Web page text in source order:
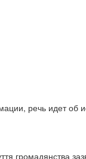
речь идет об
громадянства